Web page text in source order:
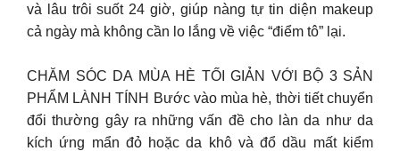
và lâu trôi suốt 24 giờ, giúp nàng tự tin diện makeup
cả ngày mà không cần lo lắng về việc “điểm tô” lại.
CHĂM SÓC DA MÙA HÈ TỐI GIẢN VỚI BỘ 3 SẢN
PHẨM LÀNH TÍNH Bước vào mùa hè, thời tiết chuyển
đổi thường gây ra những vấn đề cho làn da như da
kích ứng mẩn đỏ hoặc da khô và đổ dầu mất kiểm